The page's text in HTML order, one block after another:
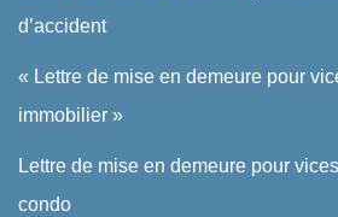
d’accident
« Lettre de mise en demeure pour
immobilier »
Lettre de mise en demeure pour
condo